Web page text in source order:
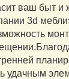
ваш быт и
3d
удачным